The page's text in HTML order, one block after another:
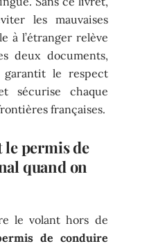
les mauvaises
à l’étranger relève
deux documents,
le respect
sécurise chaque
françaises.
permis de
quand on
le volant hors de
de conduire